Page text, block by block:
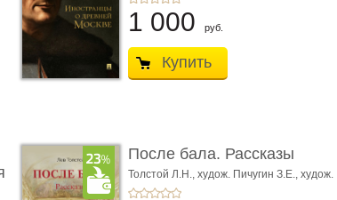
1 000 руб.
Купить
После бала. Рассказы
Толстой Л.Н., худож. Пичугин З.Е., худож.
Лебедев А.И.,